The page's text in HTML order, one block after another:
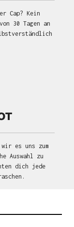
Cap? Kein
30 Tagen an
es uns zum
Auswahl zu
dich jede